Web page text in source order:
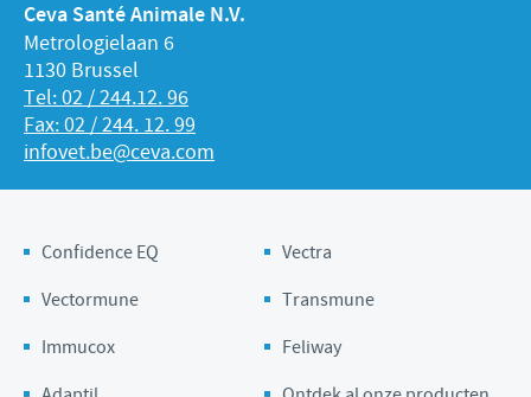
Ceva Santé Animale N.V.
Metrologielaan 6
1130 Brussel
Tel: 02 / 244.12. 96
Fax: 02 / 244. 12. 99
infovet.be@ceva.com
Confidence EQ
Vectra
Vectormune
Transmune
Immucox
Feliway